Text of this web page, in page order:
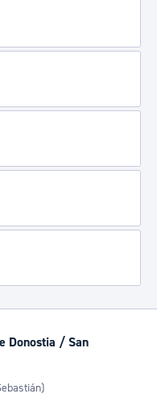
Donostia / San